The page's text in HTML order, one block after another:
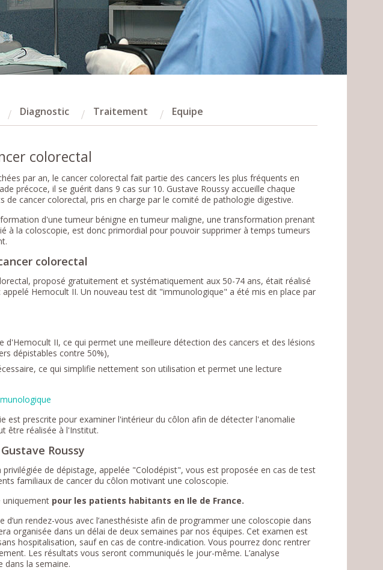
Diagnostic Traitement Equipe
colorectal
par an, le cancer colorectal fait partie des cancers les plus fréquents en
précoce, il se guérit dans 9 cas sur 10. Gustave Roussy accueille chaque
de cancer colorectal, pris en charge par le comité de pathologie digestive.
d'une tumeur bénigne en tumeur maligne, une transformation prenant
à la coloscopie, est donc primordial pour pouvoir supprimer à temps tumeurs
colorectal
proposé gratuitement et systématiquement aux 50-74 ans, était réalisé
Hemocult II. Un nouveau test dit "immunologique" a été mis en place par
d'Hemocult II, ce qui permet une meilleure détection des cancers et des lésions
dépistables contre 50%),
ce qui simplifie nettement son utilisation et permet une lecture
est prescrite pour examiner l'intérieur du côlon afin de détecter l'anomalie
être réalisée à l'Institut.
Roussy
de dépistage, appelée "Colodépist", vous est proposée en cas de test
familiaux de cancer du côlon motivant une coloscopie.
uniquement pour les patients habitants en Ile de France.
rendez-vous avec l’anesthésiste afin de programmer une coloscopie dans
organisée dans un délai de deux semaines par nos équipes. Cet examen est
hospitalisation, sauf en cas de contre-indication. Vous pourrez donc rentrer
Les résultats vous seront communiqués le jour-même. L’analyse
dans la semaine.